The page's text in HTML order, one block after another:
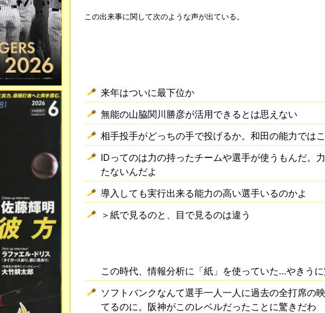
この出来事に関して次のような声が出ている。
来年はついに最下位か
無能の山脇関川勝彦が活用できるとは思えない
相手投手がどっちの手で投げるか。和田の能力では
IDってのは力の持ったチームや選手が使うもんだ。
たないんだよ
導入しても実行出来る能力の高い選手いるのかよ
＞紙で見るのと、目で見るのは違う
この時代、情報分析に「紙」を使っていた…やきうに
ソフトバンクなんて選手一人一人に過去の全打席の
てるのに。阪神がこのレベルだったことに驚きだわ